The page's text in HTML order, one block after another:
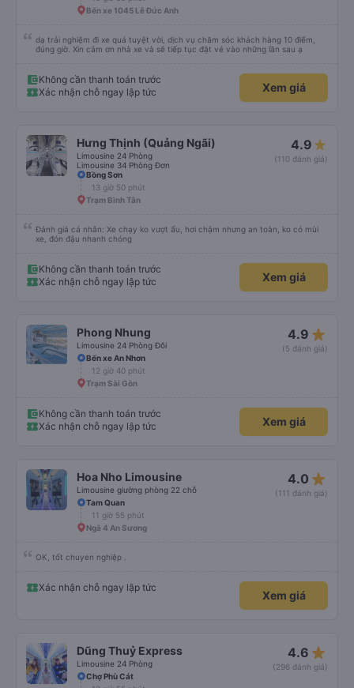
đường này một lần nữa vào tuần tới.
Bến xe 1045 Lê Đức Anh
dạ trải nghiệm đi xe quá tuyệt vời, dịch vụ chăm sóc khách hàng 10 điểm,
đúng giờ. Xin cảm ơn nhà xe và sẽ tiếp tục đặt vé vào những lần sau ạ
Không cần thanh toán trước
Xác nhận chỗ ngay lập tức
Xem giá
Hưng Thịnh (Quảng Ngãi)
Limousine 24 Phòng
Limousine 34 Phòng Đơn
4.9
(110 đánh giá)
Bồng Sơn
13 giờ 50 phút
Trạm Bình Tân
Đánh giá cá nhân: Xe chạy ko vượt ẩu, hơi chậm nhưng an toàn, ko có mùi
xe, đón đậu nhanh chóng
Không cần thanh toán trước
Xác nhận chỗ ngay lập tức
Xem giá
Phong Nhung
Limousine 24 Phòng Đôi
4.9 star_rate
(5 đánh giá)
Bến xe An Nhơn
12 giờ 40 phút
Trạm Sài Gòn
Không cần thanh toán trước
Xác nhận chỗ ngay lập tức
Xem giá
Hoa Nho Limousine
Limousine giường phòng 22 chỗ
4.0 star_rate
(111 đánh giá)
Tam Quan
11 giờ 55 phút
Ngã 4 An Sương
OK, tốt chuyen nghiệp .
Xác nhận chỗ ngay lập tức
Xem giá
Dũng Thuỷ Express
Limousine 24 Phòng
4.6 star_rate
(296 đánh giá)
Chợ Phù Cát